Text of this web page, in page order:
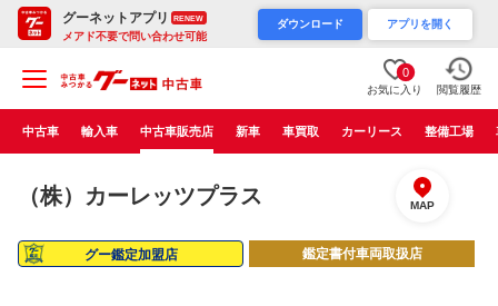
グーネットアプリ RENEW
メアド不要で問い合わせ可能
ダウンロード アプリを開く
0
お気に入り 閲覧履歴
中古車 輸入車 中古車販売店 新車 車買取 カーリース 整備工場
（株）カーレッツプラス MAP
グー鑑定加盟店 鑑定書付車両取扱店